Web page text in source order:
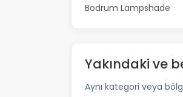
Bodrum Lampshade
Yakındaki ve
Aynı kategori veya